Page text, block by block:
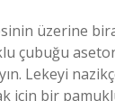
üzerine
çubuğu
Lekeyi
için bir